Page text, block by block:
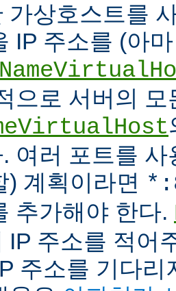
가상호스트를
IP 주소를 (아
으로 서버의
여러 포트를
) 계획이라면
추가해야 한다.
IP 주소를 적어
주소를 기다